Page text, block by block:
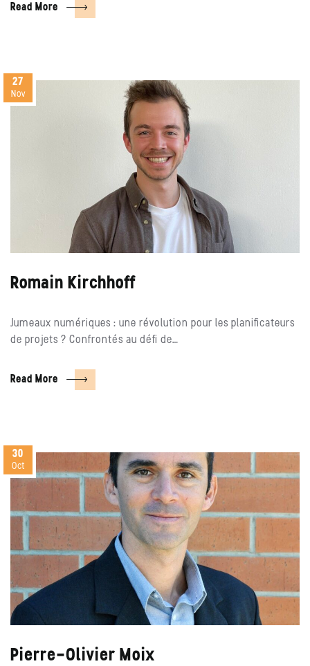
Read More
27
Nov
Romain Kirchhoff
Jumeaux numériques : une révolution pour les planificateurs
de projets ? Confrontés au défi de…
Read More
30
Oct
Pierre-Olivier Moix